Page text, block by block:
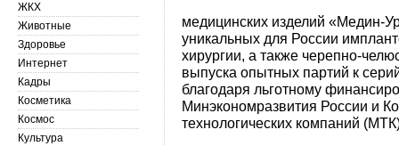
медицинских изделий «Медин-
уникальных для России
хирургии, а также черепно-
выпуска опытных партий к
благодаря льготному
Минэкономразвития России и
технологических компаний
ЖКХ
Животные
Здоровье
Интернет
Кадры
Косметика
Космос
Культура